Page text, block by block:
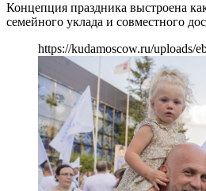
Концепция праздника выстроена
семейного уклада и совместного
https://kudamoscow.ru/uploads/